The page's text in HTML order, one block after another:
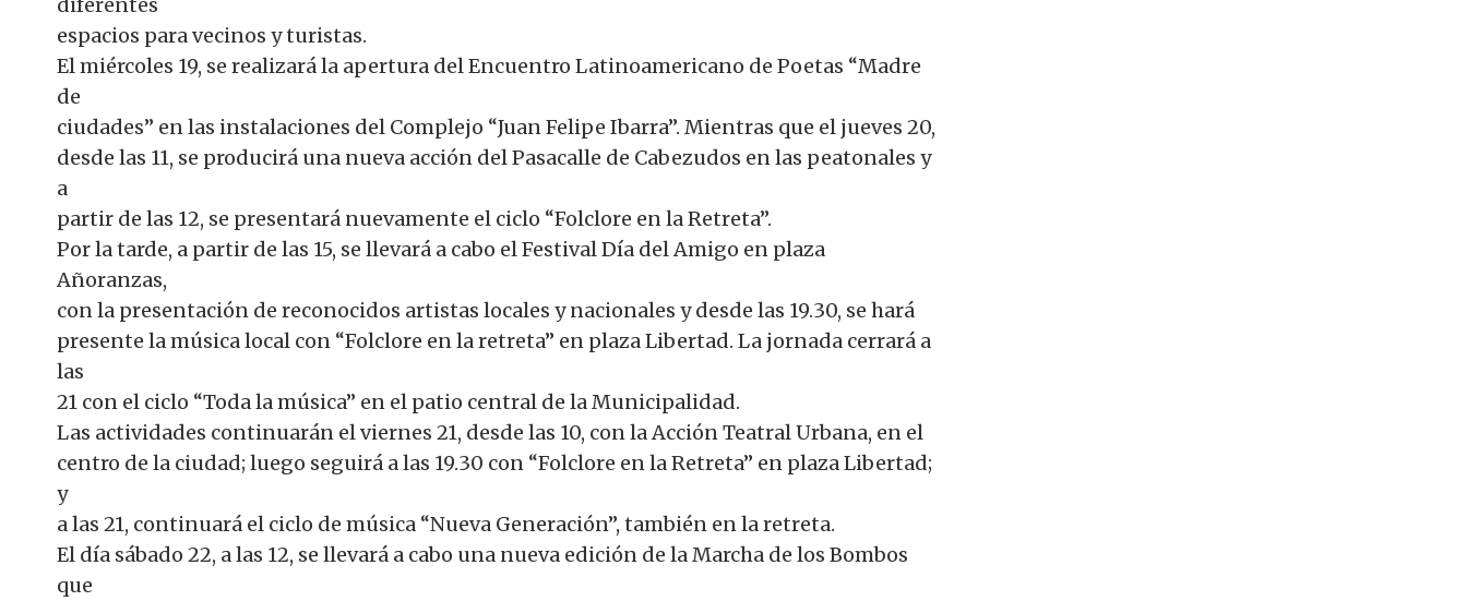
espacios para vecinos y turistas.
El miércoles 19, se realizará la apertura del Encuentro Latinoamericano de Poetas “Madre
de
ciudades” en las instalaciones del Complejo “Juan Felipe Ibarra”. Mientras que el jueves 20,
desde las 11, se producirá una nueva acción del Pasacalle de Cabezudos en las peatonales y
a
partir de las 12, se presentará nuevamente el ciclo “Folclore en la Retreta”.
Por la tarde, a partir de las 15, se llevará a cabo el Festival Día del Amigo en plaza
Añoranzas,
con la presentación de reconocidos artistas locales y nacionales y desde las 19.30, se hará
presente la música local con “Folclore en la retreta” en plaza Libertad. La jornada cerrará a
las
21 con el ciclo “Toda la música” en el patio central de la Municipalidad.
Las actividades continuarán el viernes 21, desde las 10, con la Acción Teatral Urbana, en el
centro de la ciudad; luego seguirá a las 19.30 con “Folclore en la Retreta” en plaza Libertad;
y
a las 21, continuará el ciclo de música “Nueva Generación”, también en la retreta.
El día sábado 22, a las 12, se llevará a cabo una nueva edición de la Marcha de los Bombos
que